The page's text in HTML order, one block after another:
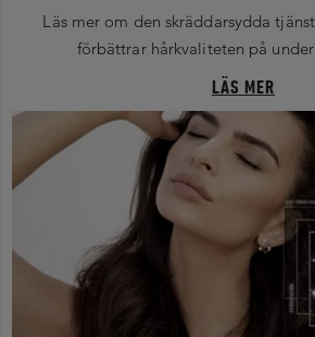
Läs mer om den skräddarsydda
förbättrar hårkvaliteten på
LÄS MER